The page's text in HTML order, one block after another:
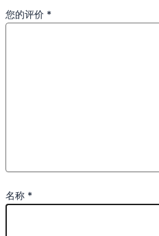
您的评价 *
名称 *